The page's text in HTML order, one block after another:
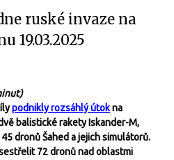
ruské invaze na
19.03.2025
podnikly rozsáhlý útokna
balistické rakety Iskander-M,
dronů Šahed a jejich simulátorů.
72 dronů nad oblastmi